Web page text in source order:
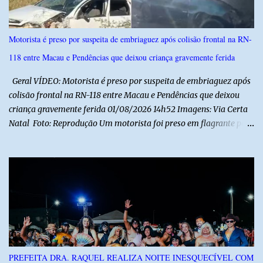
Motorista é preso por suspeita de embriaguez após colisão frontal na RN-
118 entre Macau e Pendências que deixou criança gravemente ferida
Geral VÍDEO: Motorista é preso por suspeita de embriaguez após
colisão frontal na RN-118 entre Macau e Pendências que deixou
criança gravemente ferida 01/08/2026 14h52 Imagens: Via Certa
Natal Foto: Reprodução Um motorista foi preso em flagrante por
Um dos condutores apresentava sinais de embriaguez, foi levado
ao Hospital Regional Tarcísio Maia, em Mossoró, e autuado em
flagrante. O exame pericial para confirmar a presença de álcool no
organismo está em andamento. No outro veículo estavam
PREFEITA DRA. RAQUEL REALIZA NOITE INESQUECÍVEL COM